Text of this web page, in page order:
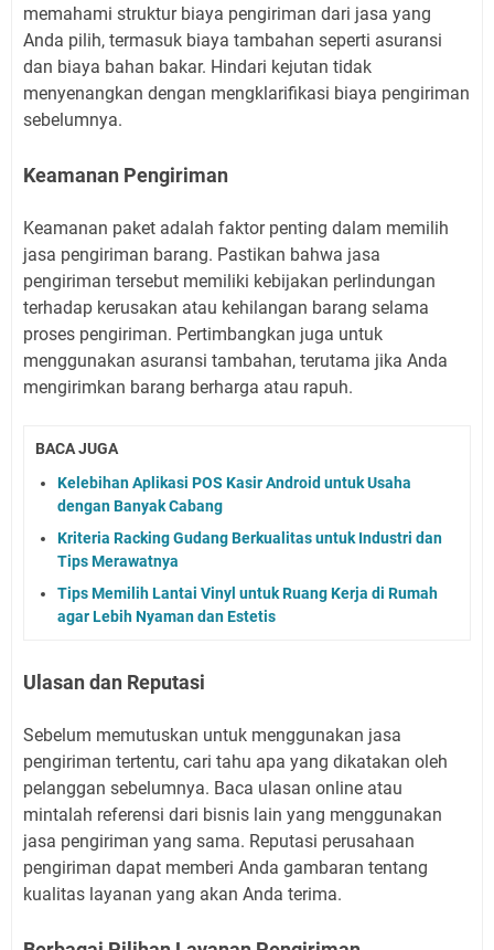
memahami struktur biaya pengiriman dari jasa yang
Anda pilih, termasuk biaya tambahan seperti asuransi
dan biaya bahan bakar. Hindari kejutan tidak
menyenangkan dengan mengklarifikasi biaya pengiriman
sebelumnya.
Keamanan Pengiriman
Keamanan paket adalah faktor penting dalam memilih
jasa pengiriman barang. Pastikan bahwa jasa
pengiriman tersebut memiliki kebijakan perlindungan
terhadap kerusakan atau kehilangan barang selama
proses pengiriman. Pertimbangkan juga untuk
menggunakan asuransi tambahan, terutama jika Anda
mengirimkan barang berharga atau rapuh.
BACA JUGA
Kelebihan Aplikasi POS Kasir Android untuk Usaha
dengan Banyak Cabang
Kriteria Racking Gudang Berkualitas untuk Industri dan
Tips Merawatnya
Tips Memilih Lantai Vinyl untuk Ruang Kerja di Rumah
agar Lebih Nyaman dan Estetis
Ulasan dan Reputasi
Sebelum memutuskan untuk menggunakan jasa
pengiriman tertentu, cari tahu apa yang dikatakan oleh
pelanggan sebelumnya. Baca ulasan online atau
mintalah referensi dari bisnis lain yang menggunakan
jasa pengiriman yang sama. Reputasi perusahaan
pengiriman dapat memberi Anda gambaran tentang
kualitas layanan yang akan Anda terima.